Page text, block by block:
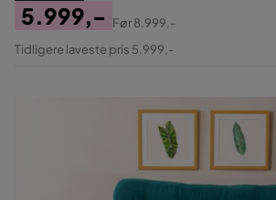
Pris
5.999,-
Original
Før8.999,-
Tidligere laveste pris 5.999,-